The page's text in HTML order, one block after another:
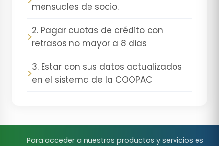
mensuales de socio.
2. Pagar cuotas de crédito con
retrasos no mayor a 8 dias
3. Estar con sus datos actualizados
en el sistema de la COOPAC
Para acceder a nuestros productos y servicios es